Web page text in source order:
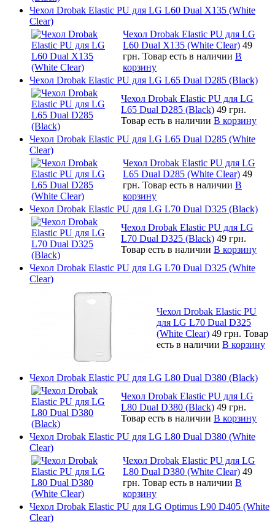
Чехол Drobak Elastic PU для LG L60 Dual X135 (White
Clear)
Чехол Drobak Elastic PU для LG
L60 Dual X135 (White Clear) 49
грн. Товар есть в наличии В
корзину
Чехол Drobak Elastic PU для LG L65 Dual D285 (Black)
Чехол Drobak Elastic PU для LG
L65 Dual D285 (Black) 49 грн.
Товар есть в наличии В корзину
Чехол Drobak Elastic PU для LG L65 Dual D285 (White
Clear)
Чехол Drobak Elastic PU для LG
L65 Dual D285 (White Clear) 49
грн. Товар есть в наличии В
корзину
Чехол Drobak Elastic PU для LG L70 Dual D325 (Black)
Чехол Drobak Elastic PU для LG
L70 Dual D325 (Black) 49 грн.
Товар есть в наличии В корзину
Чехол Drobak Elastic PU для LG L70 Dual D325 (White
Clear)
Чехол Drobak Elastic PU
для LG L70 Dual D325
(White Clear) 49 грн. Товар
есть в наличии В корзину
Чехол Drobak Elastic PU для LG L80 Dual D380 (Black)
Чехол Drobak Elastic PU для LG
L80 Dual D380 (Black) 49 грн.
Товар есть в наличии В корзину
Чехол Drobak Elastic PU для LG L80 Dual D380 (White
Clear)
Чехол Drobak Elastic PU для LG
L80 Dual D380 (White Clear) 49
грн. Товар есть в наличии В
корзину
Чехол Drobak Elastic PU для LG Optimus L90 D405 (White
Clear)